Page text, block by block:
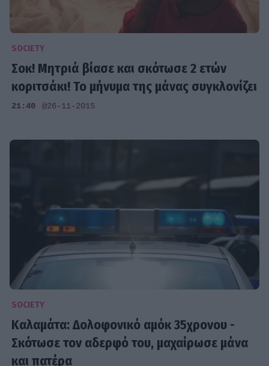
SOCIETY
Σοκ! Μητριά βίασε και σκότωσε 2 ετών
κοριτσάκι! Το μήνυμα της μάνας συγκλονίζει
21:40 @26-11-2015
SOCIETY
Καλαμάτα: Δολοφονικό αμόκ 35χρονου -
Σκότωσε τον αδερφό του, μαχαίρωσε μάνα
και πατέρα